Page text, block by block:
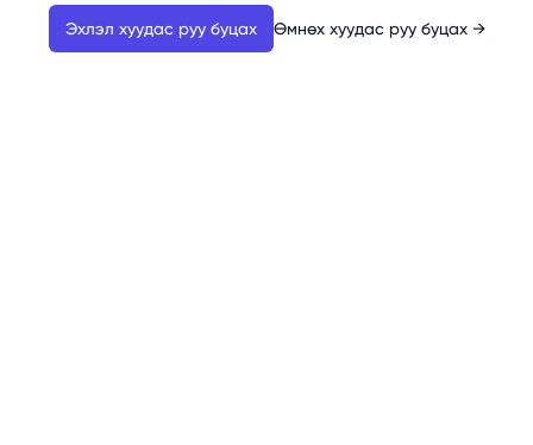
Эхлэл хуудас руу буцах Өмнөх хуудас руу буцах →